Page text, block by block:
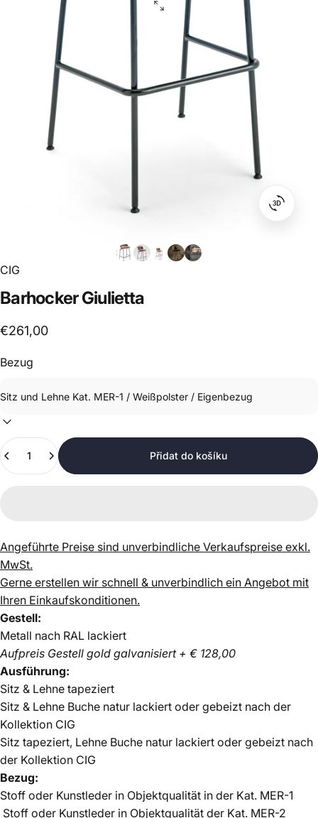
CIG
BarhockerGiulietta
€261,00
Bezug
Přidat do košíku
Angeführte Preise sind unverbindliche Verkaufspreise exkl.
MwSt.
Gerne erstellen wir schnell & unverbindlich ein Angebot mit
Ihren Einkaufskonditionen.
Gestell:
Metall nach RAL lackiert
Aufpreis Gestell gold galvanisiert + € 128,00
Ausführung:
Sitz & Lehne tapeziert
Sitz & Lehne Buche natur lackiert oder gebeizt nach der
Kollektion CIG
Sitz tapeziert, Lehne Buche natur lackiert oder gebeizt nach
der Kollektion CIG
Bezug:
Stoff oder Kunstleder in Objektqualität in der Kat. MER-1
Stoff oder Kunstleder in Objektqualität der Kat. MER-2